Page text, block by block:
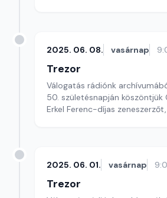
2025. 06. 08. vasárnap
Trezor
Válogatás rádiónk
50. születésnapján köszöntjük
Erkel Ferenc-díjas
2025. 06. 01. vasárnap
Trezor